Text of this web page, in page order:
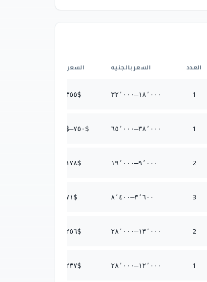
العدد السعر بالجنيه السعر بالدولار
1 ١٨٬٠٠٠–٣٢٬٠٠٠ $٣٥٥
1 ٣٨٬٠٠٠–٦٥٬٠٠٠ $ ٧٥٠–$
2 ٩٬٠٠٠–١٩٬٠٠٠ $١٧٨
3 ٣٬٦٠٠–٨٬٤٠٠ $٧١
2 ١٣٬٠٠٠–٢٨٬٠٠٠ $٢٥٦
1 ١٢٬٠٠٠–٢٨٬٠٠٠ $٢٣٧